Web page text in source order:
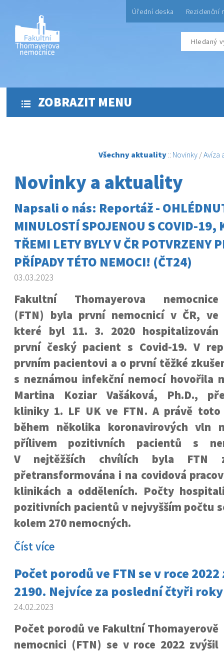
Úřední deska Rezidenční
ZOBRAZIT MENU
Všechny aktuality :: Novinky /Avíza
Novinky a aktuality
Napsali o nás: Reportáž -
MINULOSTÍ SPOJENOU S COVID-19,
TŘEMI LETY BYLY V ČR POTVRZENY
PŘÍPADY TÉTO NEMOCI! (ČT24)
03.03.2023
Fakultní Thomayerova nemocnice
(FTN) byla první nemocnicí v ČR, ve
které byl 11. 3. 2020 hospitalizován
první český pacient s Covid-19. V
prvním pacientovi a o první těžké
s neznámou infekční nemocí hovořila
Martina Koziar Vašáková, Ph.D.,
kliniky 1. LF UK ve FTN. A právě toto
během několika koronavirových vln
přílivem pozitivních pacientů s
V nejtěžších chvílích byla FTN
přetransformována i na covidová
klinikách a odděleních. Počty
pozitivních pacientů v nejvyšším počtu
kolem 270 nemocných.
Číst více
Počet porodů ve FTN se v roce
2190. Nejvíce za poslední čtyři
24.02.2023
Počet porodů ve Fakultní Thomayerově
nemocnici (FTN) se v roce 2022 zvýšil